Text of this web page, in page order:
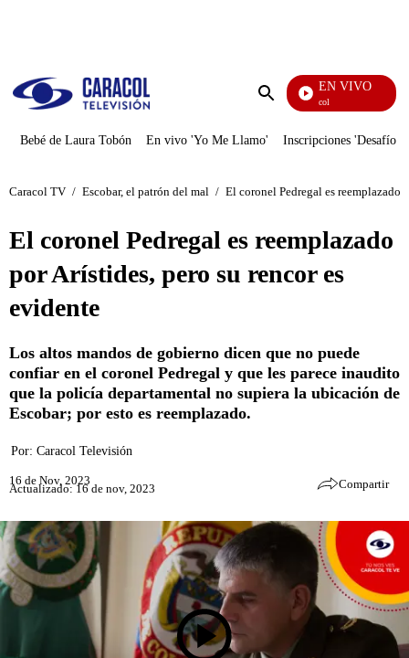
Enviar
EN VIVO
Noticias Caracol
Bebé de Laura Tobón En vivo 'Yo Me Llamo' Inscripciones 'Desafío'
Caracol TV / Escobar, el patrón del mal / El coronel Pedregal es reemplazado
El coronel Pedregal es reemplazado
por Arístides, pero su rencor es
evidente
Los altos mandos de gobierno dicen que no puede
confiar en el coronel Pedregal y que les parece inaudito
que la policía departamental no supiera la ubicación de
Escobar; por esto es reemplazado.
Por: Caracol Televisión
16 de Nov, 2023
Actualizado: 16 de nov, 2023 Compartir